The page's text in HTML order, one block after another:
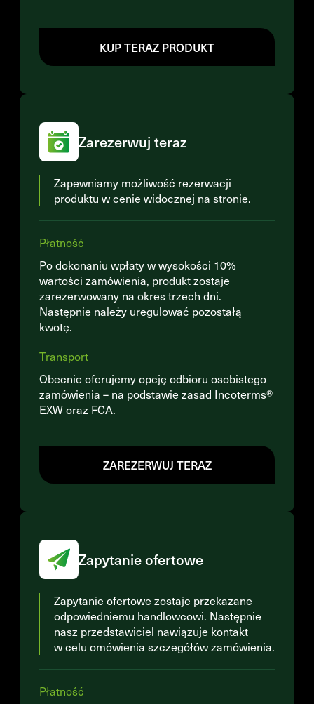
KUP TERAZ PRODUKT
Zarezerwuj teraz
Zapewniamy możliwość rezerwacji
produktu w cenie widocznej na stronie.
Płatność
Po dokonaniu wpłaty w wysokości 10%
wartości zamówienia, produkt zostaje
zarezerwowany na okres trzech dni.
Następnie należy uregulować pozostałą
kwotę.
Transport
Obecnie oferujemy opcję odbioru osobistego
zamówienia – na podstawie zasad Incoterms®
EXW oraz FCA.
ZAREZERWUJ TERAZ
Zapytanie ofertowe
Zapytanie ofertowe zostaje przekazane
odpowiedniemu handlowcowi. Następnie
nasz przedstawiciel nawiązuje kontakt
w celu omówienia szczegółów zamówienia.
Płatność